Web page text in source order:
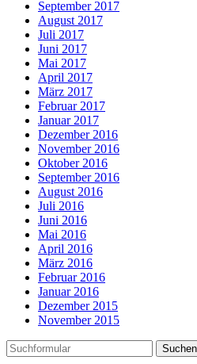
September 2017
August 2017
Juli 2017
Juni 2017
Mai 2017
April 2017
März 2017
Februar 2017
Januar 2017
Dezember 2016
November 2016
Oktober 2016
September 2016
August 2016
Juli 2016
Juni 2016
Mai 2016
April 2016
März 2016
Februar 2016
Januar 2016
Dezember 2015
November 2015